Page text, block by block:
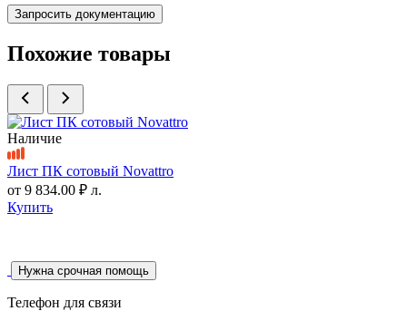
Запросить документацию
Похожие товары
Наличие
Лист ПК сотовый Novattro
от 9 834.00 ₽ л.
Купить
Нужна срочная помощь
Телефон для связи